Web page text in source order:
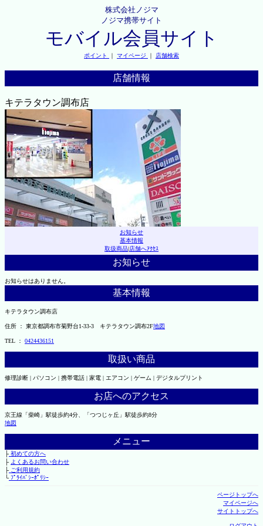
株式会社ノジマ
ノジマ携帯サイト
モバイル会員サイト
ポイント ｜ マイページ ｜ 店舗検索
店舗情報
キテラタウン調布店
お知らせ
基本情報
取扱商品|店舗へｱｸｾｽ
お知らせ
お知らせはありません。
基本情報
キテラタウン調布店
住所 ： 東京都調布市菊野台1-33-3 キテラタウン調布2F地図
TEL ： 0424436151
取扱い商品
修理診断 | パソコン | 携帯電話 | 家電 | エアコン | ゲーム | デジタルプリント
お店へのアクセス
京王線「柴崎」駅徒歩約4分、「つつじヶ丘」駅徒歩約8分
地図
メニュー
├初めての方へ
├ よくあるお問い合わせ
├ご利用規約
└ﾌﾟﾗｲﾊﾞｼｰﾎﾟﾘｼｰ
ページトップへ
マイページへ
サイトトップへ